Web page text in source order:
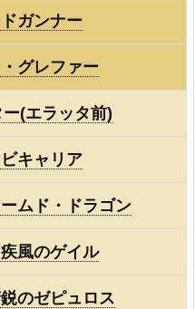
ガンナー
グレファー
(エラッタ前)
キャリア
ムド・ドラゴン
風のゲイル
のゼピュロス